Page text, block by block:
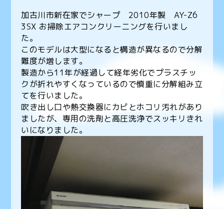
加古川市新在家でシャープ 2010年製 AY-Z6
3SX お掃除エアコンクリーニングを行いまし
た。
このモデルは大型になると構造が異なるので分解
難度が増します。
製造から11年が経過して経年劣化でプラスチッ
クが折れやすくなっているので慎重に分解組み立
てを行いました。
吹き出し口や熱交換器にカビとホコリ汚れがあり
ましたが、専用の洗剤と高圧洗浄でスッキリきれ
いになりました。